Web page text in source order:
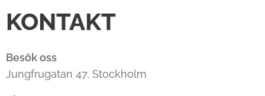
KONTAKT
Besök oss
Jungfrugatan 47, Stockholm